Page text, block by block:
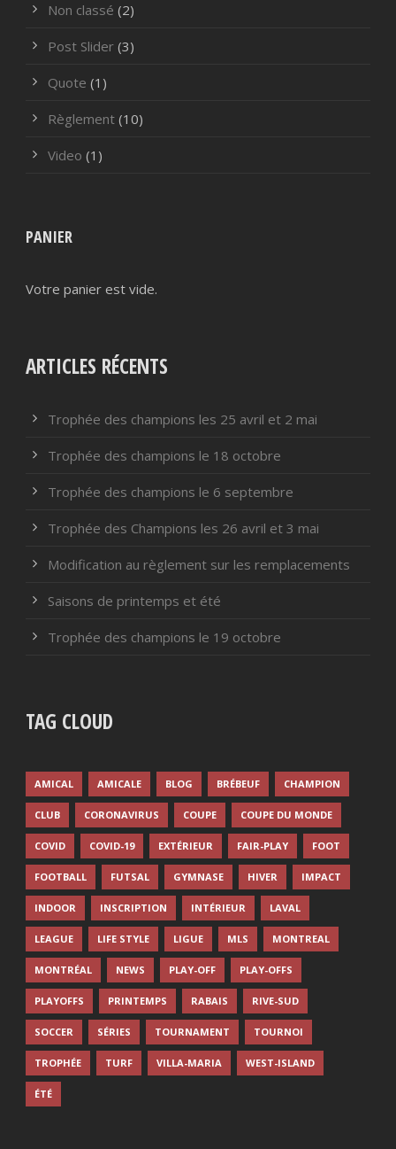
Non classé (2)
Post Slider (3)
Quote (1)
Règlement (10)
Video (1)
PANIER
Votre panier est vide.
ARTICLES RÉCENTS
Trophée des champions les 25 avril et 2 mai
Trophée des champions le 18 octobre
Trophée des champions le 6 septembre
Trophée des Champions les 26 avril et 3 mai
Modification au règlement sur les remplacements
Saisons de printemps et été
Trophée des champions le 19 octobre
TAG CLOUD
AMICAL AMICALE BLOG BRÉBEUF CHAMPION
CLUB CORONAVIRUS COUPE COUPE DU MONDE
COVID COVID-19 EXTÉRIEUR FAIR-PLAY FOOT
FOOTBALL FUTSAL GYMNASE HIVER IMPACT
INDOOR INSCRIPTION INTÉRIEUR LAVAL
LEAGUE LIFE STYLE LIGUE MLS MONTREAL
MONTRÉAL NEWS PLAY-OFF PLAY-OFFS
PLAYOFFS PRINTEMPS RABAIS RIVE-SUD
SOCCER SÉRIES TOURNAMENT TOURNOI
TROPHÉE TURF VILLA-MARIA WEST-ISLAND
ÉTÉ